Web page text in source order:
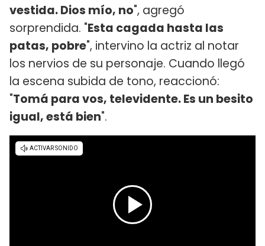
vestida. Dios mío, no", agregó
sorprendida. "Esta cagada hasta las
patas, pobre", intervino la actriz al notar
los nervios de su personaje. Cuando llegó
la escena subida de tono, reaccionó:
"Tomá para vos, televidente. Es un besito
igual, está bien".